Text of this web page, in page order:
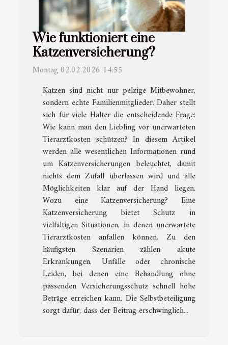
Wie funktioniert eine
Katzenversicherung?
Montag 02.02.2026 14:55
Katzen sind nicht nur pelzige Mitbewohner,
sondern echte Familienmitglieder. Daher stellt
sich für viele Halter die entscheidende Frage:
Wie kann man den Liebling vor unerwarteten
Tierarztkosten schützen? In diesem Artikel
werden alle wesentlichen Informationen rund
um Katzenversicherungen beleuchtet, damit
nichts dem Zufall überlassen wird und alle
Möglichkeiten klar auf der Hand liegen.
Wozu eine Katzenversicherung? Eine
Katzenversicherung bietet Schutz in
vielfältigen Situationen, in denen unerwartete
Tierarztkosten anfallen können. Zu den
häufigsten Szenarien zählen akute
Erkrankungen, Unfälle oder chronische
Leiden, bei denen eine Behandlung ohne
passenden Versicherungsschutz schnell hohe
Beträge erreichen kann. Die Selbstbeteiligung
sorgt dafür, dass der Beitrag erschwinglich...